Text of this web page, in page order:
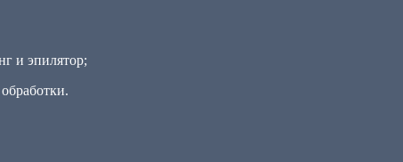
и эпилятор;